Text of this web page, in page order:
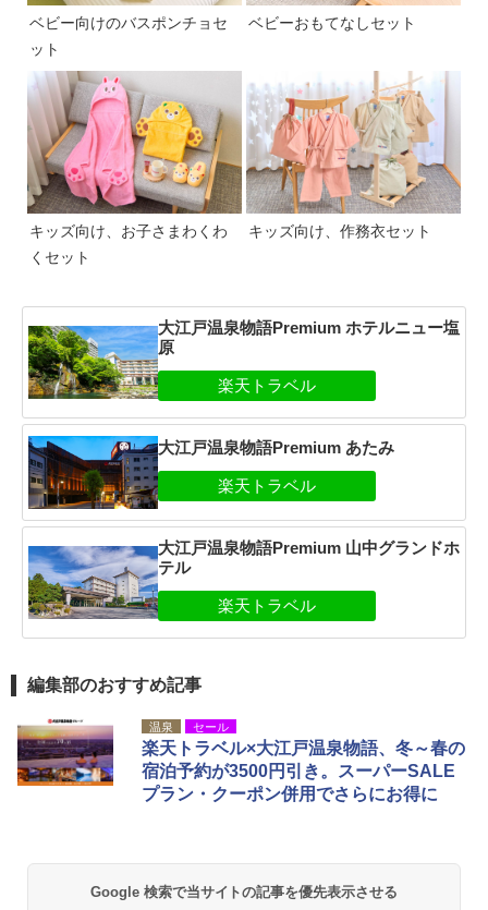
ベビー向けのバスポンチョセ
ット
ベビーおもてなしセット
キッズ向け、お子さまわくわ
くセット
キッズ向け、作務衣セット
大江戸温泉物語Premium ホテルニュー塩
原
大江戸温泉物語Premium あたみ
大江戸温泉物語Premium 山中グランドホ
テル
編集部のおすすめ記事
温泉 セール
楽天トラベル×大江戸温泉物語、冬～春の
宿泊予約が3500円引き。スーパーSALE
プラン・クーポン併用でさらにお得に
Google 検索で当サイトの記事を優先表示させる